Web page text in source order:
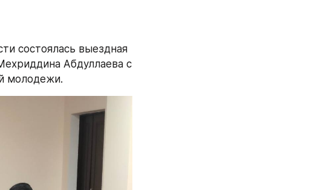
состоялась выездная
молодежи.